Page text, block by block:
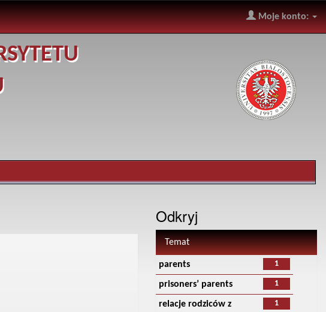
Moje konto:
Odkryj
Temat
1
parents
1
prisoners’ parents
1
relacje rodziców z